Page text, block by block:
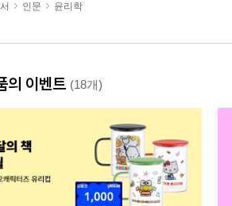
인문 윤리학
의 이벤트 (18개)